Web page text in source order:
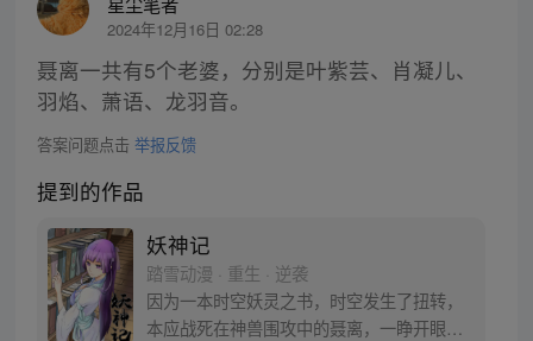
2024年12月16日 02:28
聂离一共有5个老婆，分别是叶紫芸、肖凝儿、
羽焰、萧语、龙羽音。
答案问题点击 举报反馈
提到的作品
妖神记
踏雪动漫 · 重生 · 逆袭
因为一本时空妖灵之书，时空发生了扭转，
本应战死在神兽围攻中的聂离，一睁开眼已